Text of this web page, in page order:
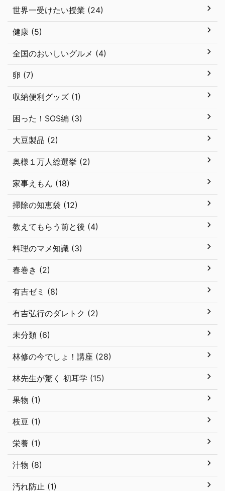
世界一受けたい授業 (24)
健康 (5)
全国のおいしいグルメ (4)
卵 (7)
収納便利グッズ (1)
困った！SOS編 (3)
大豆製品 (2)
奥様１万人総選挙 (2)
家事えもん (18)
掃除の知恵袋 (12)
教えてもらう前と後 (4)
料理のマメ知識 (3)
春巻き (2)
有吉ゼミ (8)
有吉弘行のダレトク (2)
未分類 (6)
林修の今でしょ！講座 (28)
林先生が驚く 初耳学 (15)
果物 (1)
枝豆 (1)
栄養 (1)
汁物 (8)
汚れ防止 (1)